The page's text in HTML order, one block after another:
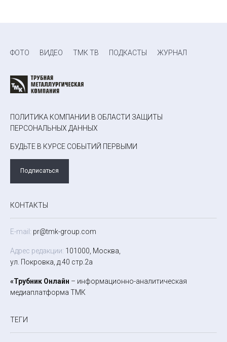
ФОТО ВИДЕО ТМК ТВ ПОДКАСТЫ ЖУРНАЛ
ПОЛИТИКА КОМПАНИИ В ОБЛАСТИ ЗАЩИТЫ
ПЕРСОНАЛЬНЫХ ДАННЫХ
БУДЬТЕ В КУРСЕ СОБЫТИЙ ПЕРВЫМИ
Подписаться
КОНТАКТЫ
E-mail: pr@tmk-group.com
Адрес редакции: 101000, Москва,
ул. Покровка, д.40 стр.2а
«Трубник Онлайн – информационно-аналитическая
медиаплатформа ТМК
ТЕГИ